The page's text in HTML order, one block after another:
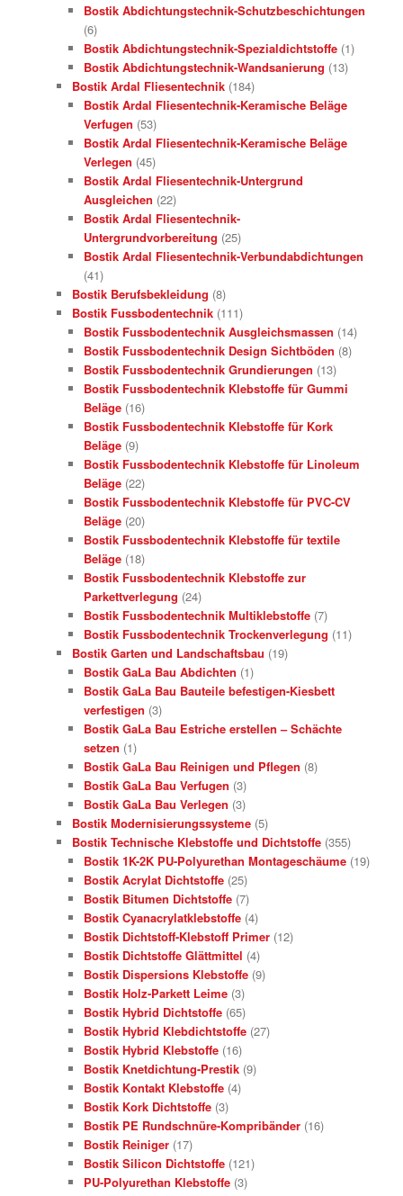
Bostik Abdichtungstechnik-Schutzbeschichtungen
(6)
Bostik Abdichtungstechnik-Spezialdichtstoffe (1)
Bostik Abdichtungstechnik-Wandsanierung (13)
Bostik Ardal Fliesentechnik (184)
Bostik Ardal Fliesentechnik-Keramische Beläge
Verfugen (53)
Bostik Ardal Fliesentechnik-Keramische Beläge
Verlegen (45)
Bostik Ardal Fliesentechnik-Untergrund
Ausgleichen (22)
Bostik Ardal Fliesentechnik-
Untergrundvorbereitung (25)
Bostik Ardal Fliesentechnik-Verbundabdichtungen
(41)
Bostik Berufsbekleidung (8)
Bostik Fussbodentechnik (111)
Bostik Fussbodentechnik Ausgleichsmassen (14)
Bostik Fussbodentechnik Design Sichtböden (8)
Bostik Fussbodentechnik Grundierungen (13)
Bostik Fussbodentechnik Klebstoffe für Gummi
Beläge (16)
Bostik Fussbodentechnik Klebstoffe für Kork
Beläge (9)
Bostik Fussbodentechnik Klebstoffe für Linoleum
Beläge (22)
Bostik Fussbodentechnik Klebstoffe für PVC-CV
Beläge (20)
Bostik Fussbodentechnik Klebstoffe für textile
Beläge (18)
Bostik Fussbodentechnik Klebstoffe zur
Parkettverlegung (24)
Bostik Fussbodentechnik Multiklebstoffe (7)
Bostik Fussbodentechnik Trockenverlegung (11)
Bostik Garten und Landschaftsbau (19)
Bostik GaLa Bau Abdichten (1)
Bostik GaLa Bau Bauteile befestigen-Kiesbett
verfestigen (3)
Bostik GaLa Bau Estriche erstellen – Schächte
setzen (1)
Bostik GaLa Bau Reinigen und Pflegen (8)
Bostik GaLa Bau Verfugen (3)
Bostik GaLa Bau Verlegen (3)
Bostik Modernisierungssysteme (5)
Bostik Technische Klebstoffe und Dichtstoffe (355)
Bostik 1K-2K PU-Polyurethan Montageschäume (19)
Bostik Acrylat Dichtstoffe (25)
Bostik Bitumen Dichtstoffe (7)
Bostik Cyanacrylatklebstoffe (4)
Bostik Dichtstoff-Klebstoff Primer (12)
Bostik Dichtstoffe Glättmittel (4)
Bostik Dispersions Klebstoffe (9)
Bostik Holz-Parkett Leime (3)
Bostik Hybrid Dichtstoffe (65)
Bostik Hybrid Klebdichtstoffe (27)
Bostik Hybrid Klebstoffe (16)
Bostik Knetdichtung-Prestik (9)
Bostik Kontakt Klebstoffe (4)
Bostik Kork Dichtstoffe (3)
Bostik PE Rundschnüre-Kompribänder (16)
Bostik Reiniger (17)
Bostik Silicon Dichtstoffe (121)
PU-Polyurethan Klebstoffe (3)